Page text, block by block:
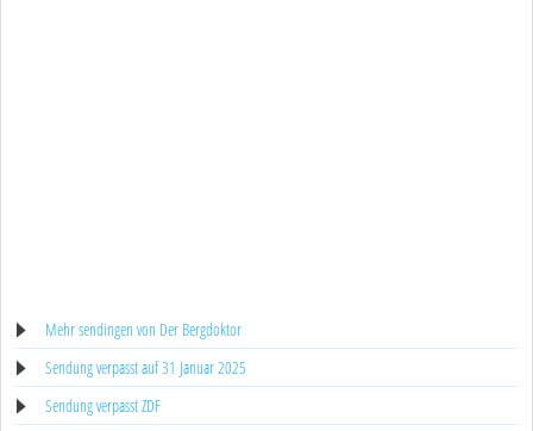
Mehr sendingen von Der Bergdoktor
Sendung verpasst auf 31 Januar 2025
Sendung verpasst ZDF